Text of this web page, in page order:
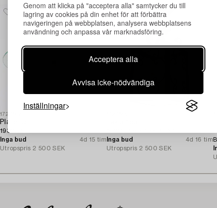
Genom att klicka på "acceptera alla" samtycker du till
lagring av cookies på din enhet för att förbättra
navigeringen på webbplatsen, analysera webbplatsens
användning och anpassa vår marknadsföring.
Acceptera alla
Avvisa icke-nödvändiga
Inställningar
1727682
Plafond,
1930-tal.
Inga bud
4d 15 tim
Utropspris 2 500 SEK
Inga bud
4d 16 tim
Utropspris 2 500 SEK